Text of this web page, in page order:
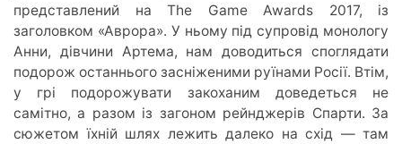
представлений на The Game Awards 2017, із
заголовком «Аврора». У ньому під супровід монологу
Анни, дівчини Артема, нам доводиться споглядати
подорож останнього засніженими руїнами Росії. Втім,
у грі подорожувати закоханим доведеться не
самітно, а разом із загоном рейнджерів Спарти. За
сюжетом їхній шлях лежить далеко на схід — там